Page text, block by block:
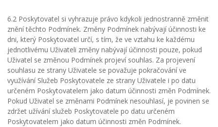
6.2 Poskytovatel si vyhrazuje právo kdykoli jednostranně změnit
znění těchto Podmínek. Změny Podmínek nabývají účinnosti ke
dni, který Poskytovatel určí, s tím, že ve vztahu ke každému
jednotlivému Uživateli změny nabývají účinnosti pouze, pokud
Uživatel se změnou Podmínek projeví souhlas. Za projevení
souhlasu ze strany Uživatele se považuje pokračování ve
využívání Služeb Poskytovatele ze strany Uživatele i po datu
určeném Poskytovatelem jako datum účinnosti změn Podmínek.
Pokud Uživatel se změnami Podmínek nesouhlasí, je povinen se
zdržet užívání služeb Poskytovatele po datu určeném
Poskytovatelem jako datum účinnosti změn Podmínek.